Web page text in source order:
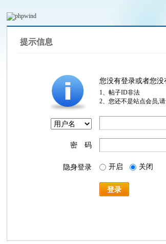
提示信息
您没有登录或者您
1、帖子ID非法
2、您还不是站点会员,
密 码
隐身登录 开启 关闭
登录